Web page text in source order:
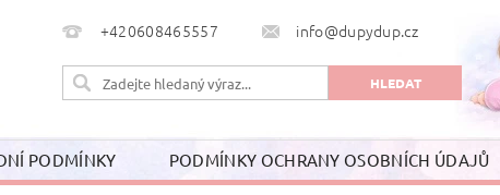
+420608465557 info@dupydup.cz
PODMÍNKY PODMÍNKY OCHRANY OSOBNÍCH ÚDAJŮ